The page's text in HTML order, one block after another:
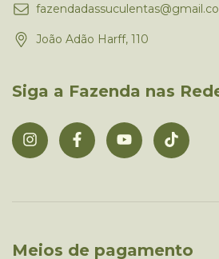
João Adão Harff, 110
Siga a Fazenda nas
Meios de pagamento